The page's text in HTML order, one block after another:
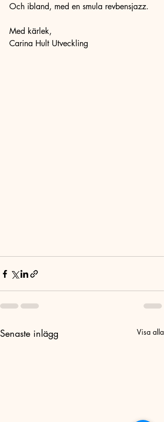
Och ibland, med en smula revbensjazz.
Med kärlek,
Carina Hult Utveckling
Senaste inlägg Visa alla